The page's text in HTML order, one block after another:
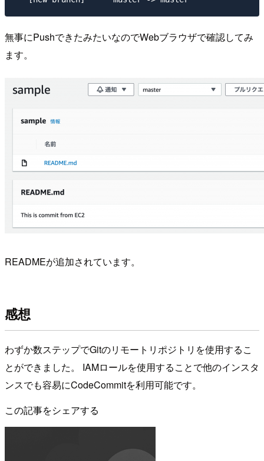
無事にPushできたみたいなのでWebブラウザで確認してみ
ます。
READMEが追加されています。
感想
わずか数ステップでGitのリモートリポジトリを使用するこ
とができました。 IAMロールを使用することで他のインスタ
ンスでも容易にCodeCommitを利用可能です。
この記事をシェアする